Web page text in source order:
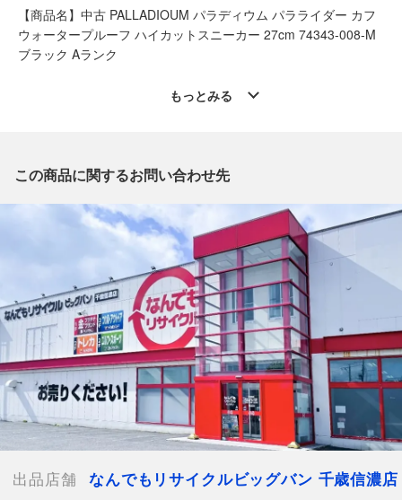
【商品名】中古 PALLADIOUM パラディウム パラライダー カフ
ウォータープルーフ ハイカットスニーカー 27cm 74343-008-M
ブラック Aランク
◆こちらの商品は「なんでもリサイクル ビッグバン千歳信濃店
出品店舗にお電話にてお問い合わせください。
品商品」と「店舗内商品コード」をお知らせ下さい。
電話番号：0123-40-3196
【店舗内商品コード】1013103589814
【メーカー】PALLADIOUM パラディウム
【型番】74343-008-M
【対象】メンズ
【カラー】ブラック
【全長】約31cm
【US靴サイズ】9
【JP靴サイズ】27cm
【くつ幅】約11cm
【ヒール高】約3cm
【ブーツの高さ】約16cm
【付属品】外箱
もっとみる
この商品に関するお問い合わせ先
出品店舗
なんでもリサイクルビッグバン 千歳信濃店